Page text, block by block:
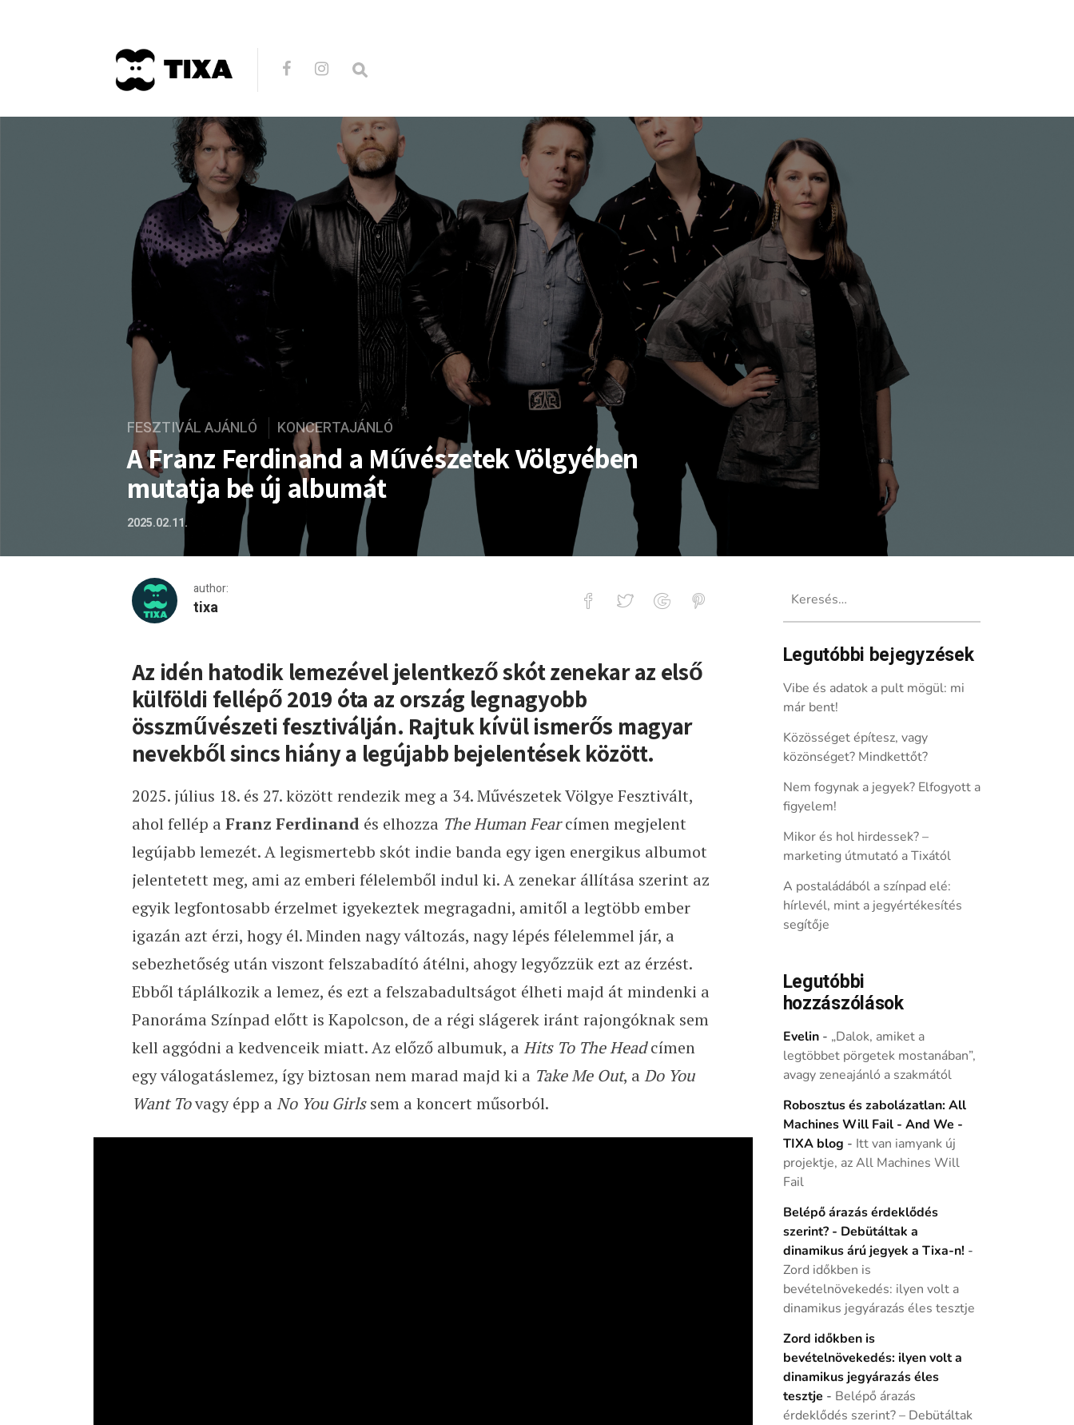
FESZTIVÁL AJÁNLÓ KONCERTAJÁNLÓ
A Franz Ferdinand a Művészetek Völgyében
mutatja be új albumát
2025.02.11.
author:
tixa
A Franz Ferdinand a Művészetek Völgyében mutatja be új albumát
Az idén hatodik lemezével jelentkező skót zenekar az első
külföldi fellépő 2019 óta az ország legnagyobb
összművészeti fesztiválján. Rajtuk kívül ismerős magyar
nevekből sincs hiány a legújabb bejelentések között.
2025. július 18. és 27. között rendezik meg a 34. Művészetek Völgye Fesztivált,
ahol fellép a Franz Ferdinandés elhozza The Human Fearcímen megjelent
legújabb lemezét. A legismertebb skót indie banda egy igen energikus albumot
jelentetett meg, ami az emberi félelemből indul ki. A zenekar állítása szerint az
egyik legfontosabb érzelmet igyekeztek megragadni, amitől a legtöbb ember
igazán azt érzi, hogy él. Minden nagy változás, nagy lépés félelemmel jár, a
sebezhetőség után viszont felszabadító átélni, ahogy legyőzzük ezt az érzést.
Ebből táplálkozik a lemez, és ezt a felszabadultságot élheti majd át mindenki a
Panoráma Színpad előtt is Kapolcson, de a régi slágerek iránt rajongóknak sem
kell aggódni a kedvenceik miatt. Az előző albumuk, a Hits To The Headcímen
egy válogatáslemez, így biztosan nem marad majd ki a Take Me Out, a Do You
Want Tovagy épp a No You Girlssem a koncert műsorból.
Legutóbbi bejegyzések
Vibe és adatok a pult mögül: mi
már bent!
Közösséget építesz, vagy
közönséget? Mindkettőt?
Nem fogynak a jegyek? Elfogyott a
figyelem!
Mikor és hol hirdessek? –
marketing útmutató a Tixától
A postaládából a színpad elé:
hírlevél, mint a jegyértékesítés
segítője
Legutóbbi
hozzászólások
Evelin- „Dalok, amiket a
legtöbbet pörgetek mostanában”,
avagy zeneajánló a szakmától
Robosztus és zabolázatlan: All
Machines Will Fail - And We -
TIXA blog - Itt van iamyank új
projektje, az All Machines Will
Fail
Belépő árazás érdeklődés
szerint? - Debütáltak a
dinamikus árú jegyek a Tixa-n! -
Zord időkben is
bevételnövekedés: ilyen volt a
dinamikus jegyárazás éles tesztje
Zord időkben is
bevételnövekedés: ilyen volt a
dinamikus jegyárazás éles
tesztje - Belépő árazás
érdeklődés szerint? – Debütáltak